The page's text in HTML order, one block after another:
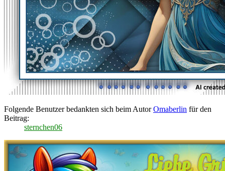
Folgende Benutzer bedankten sich beim AutorOmaberlin für den
Beitrag:
sternchen06